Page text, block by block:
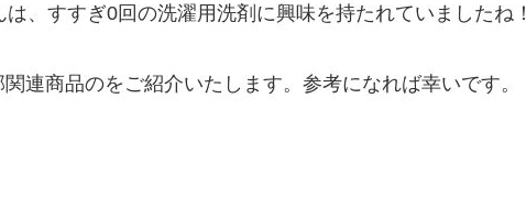
、すすぎ0回の洗濯用洗剤に興味を持たれていましたね！
連商品のをご紹介いたします。参考になれば幸いです。